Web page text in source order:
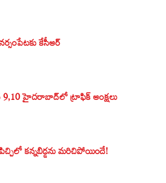
కేసీఆర్‌
9,10 హైదరాబాద్‌లో ట్రాఫిక్ ఆంక్షలు
కన్నబిడ్డను మరిచిపోయిందే!